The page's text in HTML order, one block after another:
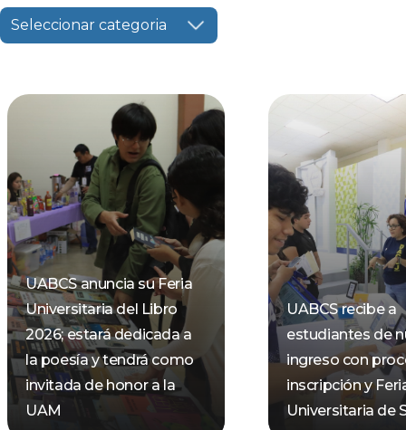
Seleccionar categoria
UABCS anuncia su Feria
Universitaria del Libro
2026; estará dedicada a
la poesía y tendrá como
invitada de honor a la
UAM
UABCS recibe a
estudiantes de
ingreso con
inscripción y
Universitaria de